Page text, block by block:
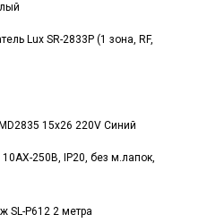
SR-2833P (1 зона, RF,
15x26 220V Синий
250В, IP20, без м.лапок,
SL-P612 2 метра